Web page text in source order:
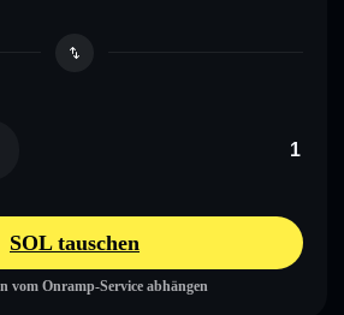
SOL tauschen
vom Onramp-Service abhängen